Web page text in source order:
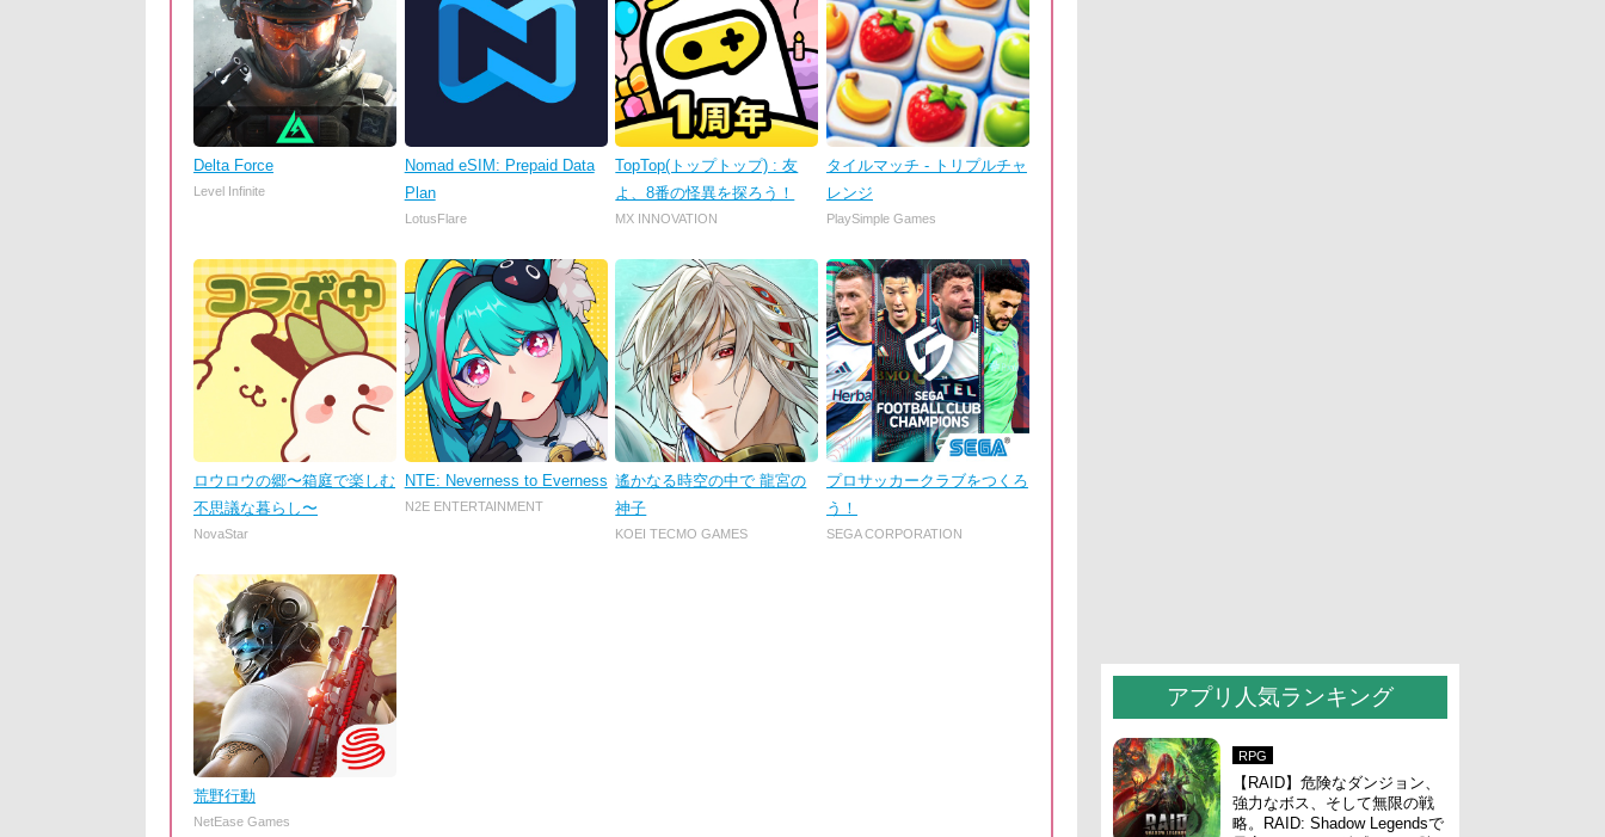
Delta Force
Level Infinite
Nomad eSIM: Prepaid Data
Plan
LotusFlare
TopTop(トップトップ) : 友
よ、8番の怪異を探ろう！
MX INNOVATION
タイルマッチ - トリプルチャ
レンジ
PlaySimple Games
ロウロウの郷〜箱庭で楽しむ
不思議な暮らし〜
NovaStar
NTE: Neverness to Everness
N2E ENTERTAINMENT
遙かなる時空の中で 龍宮の
神子
KOEI TECMO GAMES
プロサッカークラブをつくろ
う！
SEGA CORPORATION
荒野行動
NetEase Games
アプリ人気ランキング
RPG
【RAID】危険なダンジョン、
強力なボス、そして無限の戦
略。RAID: Shadow Legendsで